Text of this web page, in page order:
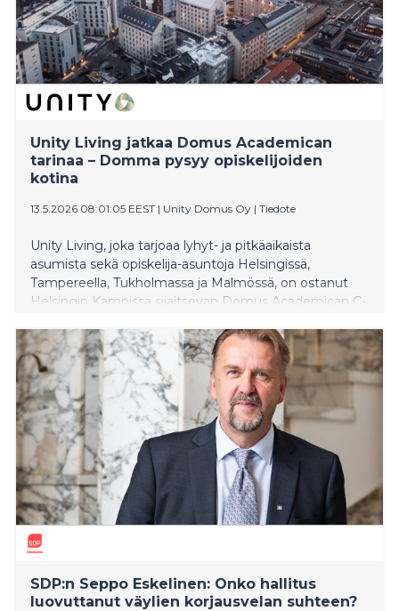
Unity Living jatkaa Domus Academican
tarinaa – Domma pysyy opiskelijoiden
kotina
13.5.2026 08:01:05 EEST | Unity Domus Oy | Tiedote
Unity Living, joka tarjoaa lyhyt- ja pitkäaikaista
asumista sekä opiskelija-asuntoja Helsingissä,
Tampereella, Tukholmassa ja Malmössä, on ostanut
Helsingin Kampissa sijaitsevan Domus Academican C-
omistamalta Ylvalta. Rakennukset sijaitsevat
Hietaniemenkatu 14:ssä, Helsingissä ja kaikki 229
opiskelija-asuntoa jatkavat opiskelija-asuntokäytössä.
SDP:n Seppo Eskelinen: Onko hallitus
luovuttanut väylien korjausvelan suhteen?